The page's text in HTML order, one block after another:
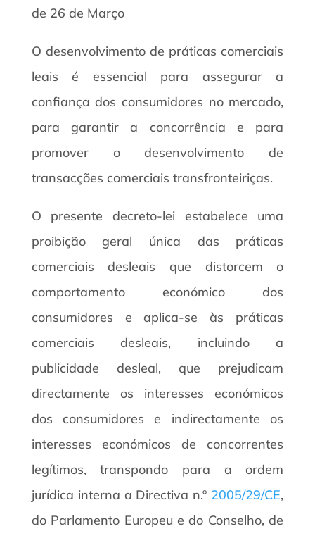
de 26 de Março
O desenvolvimento de práticas comerciais
leais é essencial para assegurar a
confiança dos consumidores no mercado,
para garantir a concorrência e para
promover o desenvolvimento de
transacções comerciais transfronteiriças.
O presente decreto-lei estabelece uma
proibição geral única das práticas
comerciais desleais que distorcem o
comportamento económico dos
consumidores e aplica-se às práticas
comerciais desleais, incluindo a
publicidade desleal, que prejudicam
directamente os interesses económicos
dos consumidores e indirectamente os
interesses económicos de concorrentes
legítimos, transpondo para a ordem
jurídica interna a Directiva n.º 2005/29/CE,
do Parlamento Europeu e do Conselho, de